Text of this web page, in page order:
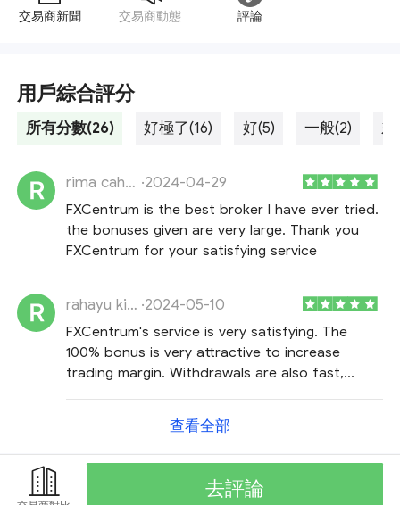
交易商新聞 交易商動態 評論
用戶綜合評分
所有分數(26) 好極了(16) 好(5) 一般(2) 差
rima cahyani ·2024-04-29
FXCentrum is the best broker I have ever tried.
the bonuses given are very large. Thank you
FXCentrum for your satisfying service
rahayu kiswati ·2024-05-10
FXCentrum's service is very satisfying. The
100% bonus is very attractive to increase
trading margin. Withdrawals are also fast,
查看全部
去評論